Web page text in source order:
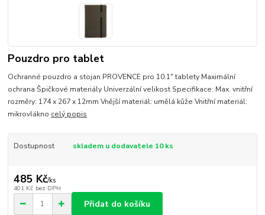
Pouzdro pro tablet
Ochranné pouzdro a stojan PROVENCE pro 10.1" tablety Maximální
ochrana Špičkové materiály Univerzální velikost Specifikace: Max. vnitřní
rozměry: 174 x 267 x 12mm Vnější materiál: umělá kůže Vnitřní materiál:
mikrovlákno celý popis
Dostupnost skladem u dodavatele 10 ks
485 Kč/ks
401 Kč bez DPH
Přidat do košíku